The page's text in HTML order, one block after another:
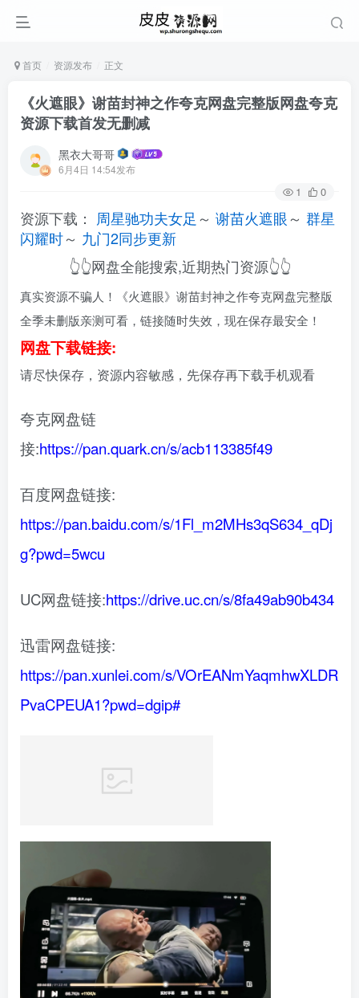
首页 资源发布 正文
《火遮眼》谢苗封神之作夸克网盘完整版网盘夸克
资源下载首发无删减
黑衣大哥哥
6月4日 14:54发布
1 0
资源下载： 周星驰功夫女足 ～ 谢苗火遮眼～ 群星
闪耀时～ 九门2同步更新
👆👆网盘全能搜索,近期热门资源👆👆
真实资源不骗人！《火遮眼》谢苗封神之作夸克网盘完整版
全季未删版亲测可看，链接随时失效，现在保存最安全！
网盘下载链接:
请尽快保存，资源内容敏感，先保存再下载手机观看
夸克网盘链
接:https://pan.quark.cn/s/acb113385f49
百度网盘链接:
https://pan.baidu.com/s/1Fl_m2MHs3qS634_qDj
g?pwd=5wcu
UC网盘链接:https://drive.uc.cn/s/8fa49ab90b434
迅雷网盘链接:
https://pan.xunlei.com/s/VOrEANmYaqmhwXLDR
PvaCPEUA1?pwd=dgip#